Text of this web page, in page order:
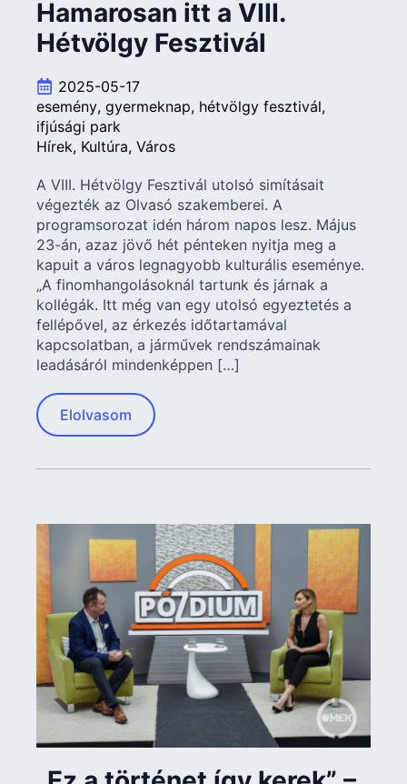
Hamarosan itt a VIII.
Hétvölgy Fesztivál
2025-05-17
esemény gyermeknap hétvölgy fesztivál
ifjúsági park
Hírek Kultúra Város
A VIII. Hétvölgy Fesztivál utolsó simításait
végezték az Olvasó szakemberei. A
programsorozat idén három napos lesz. Május
23-án, azaz jövő hét pénteken nyitja meg a
kapuit a város legnagyobb kulturális eseménye.
„A finomhangolásoknál tartunk és járnak a
kollégák. Itt még van egy utolsó egyeztetés a
fellépővel, az érkezés időtartamával
kapcsolatban, a járművek rendszámainak
leadásáról mindenképpen […]
Elolvasom